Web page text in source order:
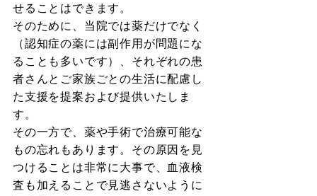
せることはできます。
そのために、当院では薬だけでなく
（認知症の薬には副作用が問題にな
ることも多いです）、それぞれの患
者さんとご家族ごとの生活に配慮し
た支援を提案および提供いたしま
す。
その一方で、薬や手術で治療可能な
もの忘れもあります。その原因を見
つけることは非常に大事で、血液検
査も加えることで見逃さないように